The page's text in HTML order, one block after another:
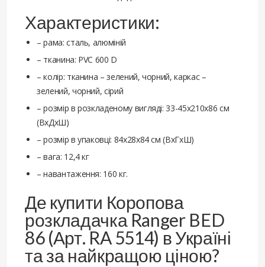
Характеристики:
– рама: сталь, алюміній
– тканина: PVC 600 D
– колір: тканина – зелений, чорний, каркас –
зелений, чорний, сірий
– розмір в розкладеному вигляді: 33-45х210х86 см
(ВхДхШ)
– розмір в упаковці: 84х28х84 см (ВхГхШ)
– вага: 12,4 кг
– навантаження: 160 кг.
Де купити Коропова
розкладачка Ranger BED
86 (Арт. RA 5514) в Україні
та за найкращою ціною?